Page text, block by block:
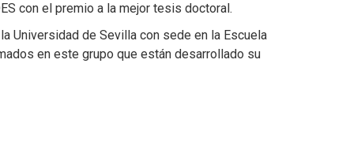
con el premio a la mejor tesis doctoral.
Universidad de Sevilla con sede en la Escuela
en este grupo que están desarrollado su